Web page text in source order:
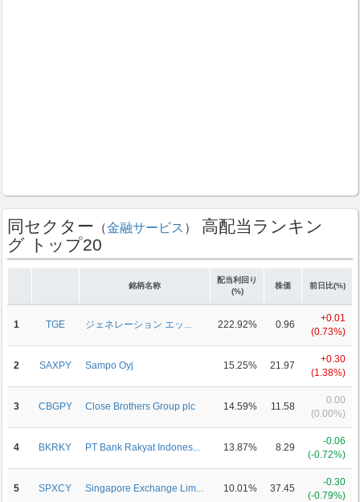
同セクター （金融サービス ）
高配当ランキン
グ トップ20
銘柄名称
配当利回り
(%)
株価 前日比(%)
1 TGE ジェネレーション エッ... 222.92% 0.96
+0.01
(0.73%)
2 SAXPY Sampo Oyj 15.25% 21.97
+0.30
(1.38%)
3 CBGPY Close Brothers Group plc 14.59% 11.58
0.00
(0.00%)
4 BKRKY PT Bank Rakyat Indones... 13.87% 8.29
-0.06
(-0.72%)
5 SPXCY Singapore Exchange Lim... 10.01% 37.45
-0.30
(-0.79%)